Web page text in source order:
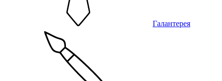
Галантерея